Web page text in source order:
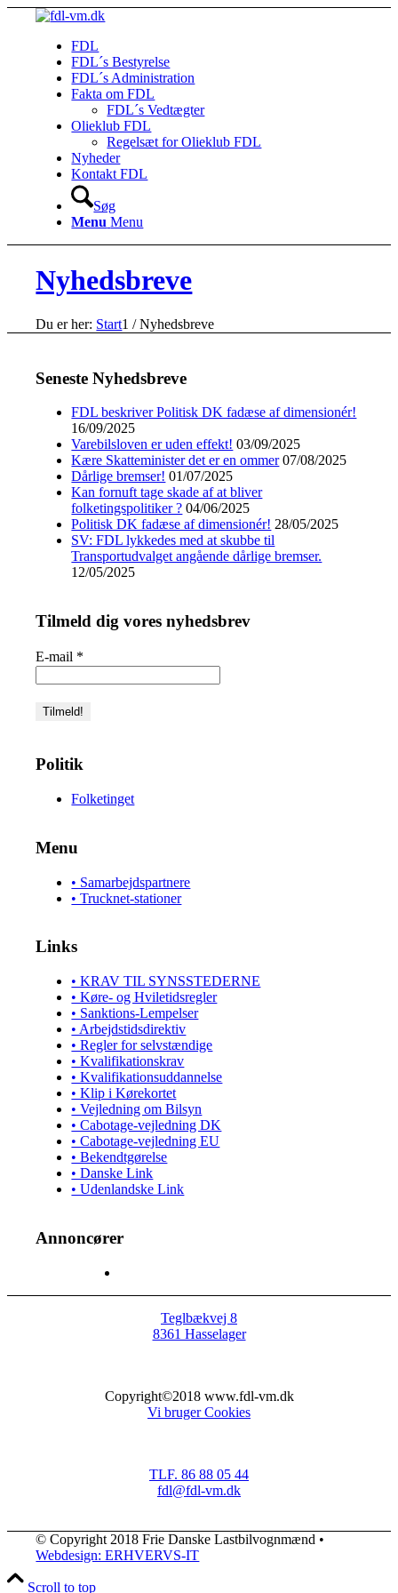
FDL
FDL´s Bestyrelse
FDL´s Administration
Fakta om FDL
FDL´s Vedtægter
Olieklub FDL
Regelsæt for Olieklub FDL
Nyheder
Kontakt FDL
Søg
Menu Menu
Nyhedsbreve
Du er her: Start1 / Nyhedsbreve
Seneste Nyhedsbreve
FDL beskriver Politisk DK fadæse af dimensionér!
16/09/2025
Varebilsloven er uden effekt! 03/09/2025
Kære Skatteminister det er en ommer 07/08/2025
Dårlige bremser! 01/07/2025
Kan fornuft tage skade af at bliver
folketingspolitiker ? 04/06/2025
Politisk DK fadæse af dimensionér! 28/05/2025
SV: FDL lykkedes med at skubbe til
Transportudvalget angående dårlige bremser.
12/05/2025
Tilmeld dig vores nyhedsbrev
E-mail *
Politik
Folketinget
Menu
• Samarbejdspartnere
• Trucknet-stationer
Links
• KRAV TIL SYNSSTEDERNE
• Køre- og Hviletidsregler
• Sanktions-Lempelser
• Arbejdstidsdirektiv
• Regler for selvstændige
• Kvalifikationskrav
• Kvalifikationsuddannelse
• Klip i Kørekortet
• Vejledning om Bilsyn
• Cabotage-vejledning DK
• Cabotage-vejledning EU
• Bekendtgørelse
• Danske Link
• Udenlandske Link
Annoncører
Teglbækvej 8
8361 Hasselager
Copyright©2018 www.fdl-vm.dk
Vi bruger Cookies
TLF. 86 88 05 44
fdl@fdl-vm.dk
© Copyright 2018 Frie Danske Lastbilvognmænd •
Webdesign: ERHVERVS-IT
Scroll to top